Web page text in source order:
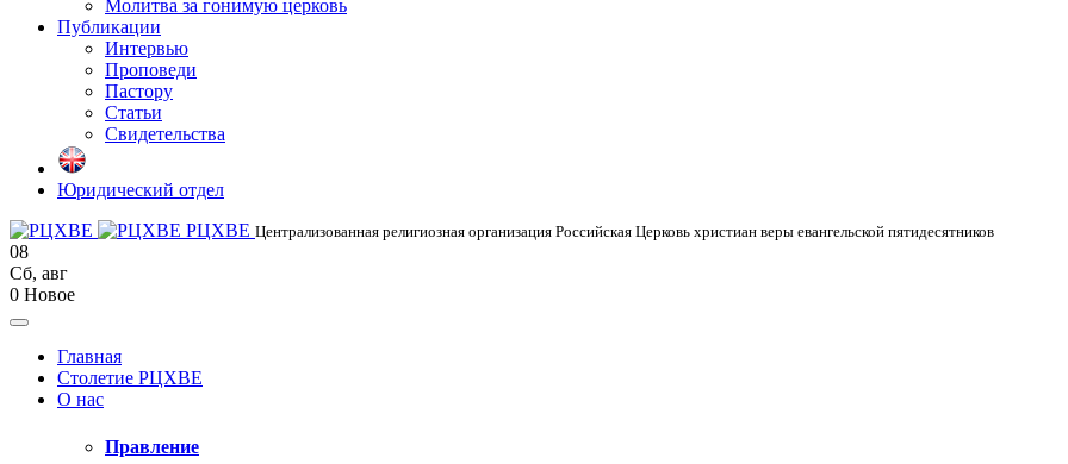
Молитва за гонимую церковь
Публикации
Интервью
Проповеди
Пастору
Статьи
Свидетельства
Юридический отдел
РЦХВЕ Централизованная религиозная организация Российская Церковь христиан веры евангельской пятидесятников
08
Сб, авг
0 Новое
Главная
Столетие РЦХВЕ
О нас
Правление